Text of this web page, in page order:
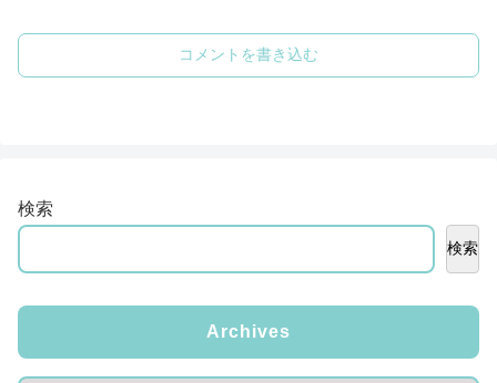
コメントを書き込む
検索
検索
Archives